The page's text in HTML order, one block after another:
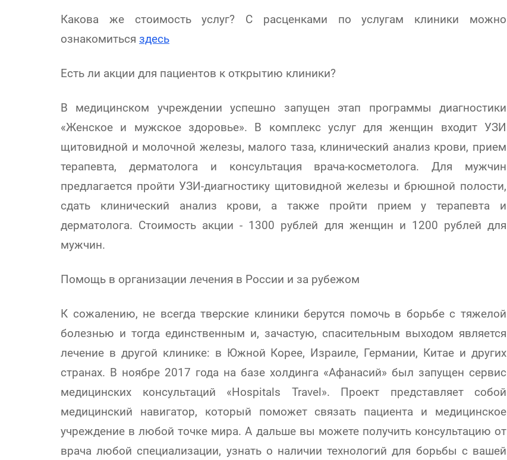
Какова же стоимость услуг? С расценками по услугам клиники можно
ознакомиться здесь
Есть ли акции для пациентов к открытию клиники?
В медицинском учреждении успешно запущен этап программы диагностики
«Женское и мужское здоровье». В комплекс услуг для женщин входит УЗИ
щитовидной и молочной железы, малого таза, клинический анализ крови, прием
терапевта, дерматолога и консультация врача-косметолога. Для мужчин
предлагается пройти УЗИ-диагностику щитовидной железы и брюшной полости,
сдать клинический анализ крови, а также пройти прием у терапевта и
дерматолога. Стоимость акции - 1300 рублей для женщин и 1200 рублей для
мужчин.
Помощь в организации лечения в России и за рубежом
К сожалению, не всегда тверские клиники берутся помочь в борьбе с тяжелой
болезнью и тогда единственным и, зачастую, спасительным выходом является
лечение в другой клинике: в Южной Корее, Израиле, Германии, Китае и других
странах. В ноябре 2017 года на базе холдинга «Афанасий» был запущен сервис
медицинских консультаций «Hospitals Travel». Проект представляет собой
медицинский навигатор, который поможет связать пациента и медицинское
учреждение в любой точке мира. А дальше вы можете получить консультацию от
врача любой специализации, узнать о наличии технологий для борьбы с вашей